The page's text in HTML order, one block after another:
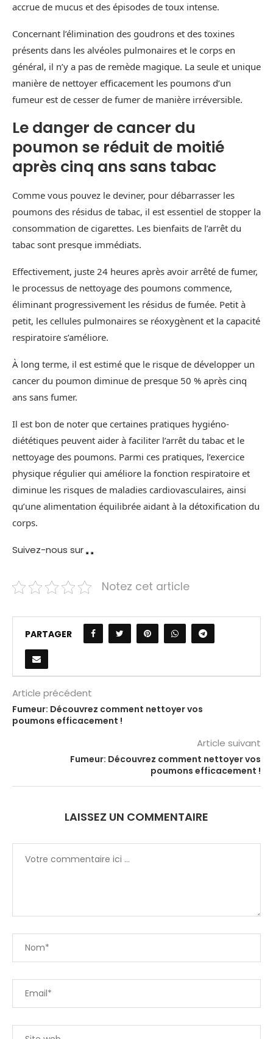
accrue de mucus et des épisodes de toux intense.
Concernant l’élimination des goudrons et des toxines
présents dans les alvéoles pulmonaires et le corps en
général, il n’y a pas de remède magique. La seule et unique
manière de nettoyer efficacement les poumons d’un
fumeur est de cesser de fumer de manière irréversible.
Le danger de cancer du
poumon se réduit de moitié
après cinq ans sans tabac
Comme vous pouvez le deviner, pour débarrasser les
poumons des résidus de tabac, il est essentiel de stopper la
consommation de cigarettes. Les bienfaits de l’arrêt du
tabac sont presque immédiats.
Effectivement, juste 24 heures après avoir arrêté de fumer,
le processus de nettoyage des poumons commence,
éliminant progressivement les résidus de fumée. Petit à
petit, les cellules pulmonaires se réoxygènent et la capacité
respiratoire s’améliore.
À long terme, il est estimé que le risque de développer un
cancer du poumon diminue de presque 50 % après cinq
ans sans fumer.
Il est bon de noter que certaines pratiques hygiéno-
diététiques peuvent aider à faciliter l’arrêt du tabac et le
nettoyage des poumons. Parmi ces pratiques, l’exercice
physique régulier qui améliore la fonction respiratoire et
diminue les risques de maladies cardiovasculaires, ainsi
qu’une alimentation équilibrée aidant à la détoxification du
corps.
Suivez-nous sur
Notez cet article
PARTAGER
Article précédent
Fumeur: Découvrez comment nettoyer vos
poumons efficacement !
Article suivant
Fumeur: Découvrez comment nettoyer vos
poumons efficacement !
LAISSEZ UN COMMENTAIRE